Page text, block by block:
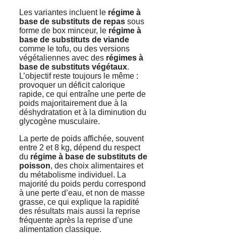
Les variantes incluent le régime à
base de substituts de repas sous
forme de box minceur, le régime à
base de substituts de viande
comme le tofu, ou des versions
végétaliennes avec des régimes à
base de substituts végétaux.
L’objectif reste toujours le même :
provoquer un déficit calorique
rapide, ce qui entraîne une perte de
poids majoritairement due à la
déshydratation et à la diminution du
glycogène musculaire.
La perte de poids affichée, souvent
entre 2 et 8 kg, dépend du respect
du régime à base de substituts de
poisson, des choix alimentaires et
du métabolisme individuel. La
majorité du poids perdu correspond
à une perte d’eau, et non de masse
grasse, ce qui explique la rapidité
des résultats mais aussi la reprise
fréquente après la reprise d’une
alimentation classique.